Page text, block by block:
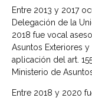
Entre 2013 y 2017
Delegación de la
2018 fue vocal
Asuntos Exteriores
aplicación del art.
Ministerio de
Entre 2018 y 2020